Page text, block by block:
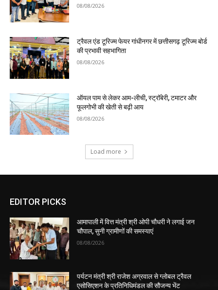
08/08/2026
ट्रैवल एंड टूरिज्म फेयर गांधीनगर में छत्तीसगढ़ टूरिज्म बोर्ड
की प्रभावी सहभागिता
08/08/2026
ऑयल पाम से लेकर आम-लीची, स्ट्रॉबेरी, टमाटर और
फूलगोभी की खेती से बढ़ी आय
08/08/2026
Load more
EDITOR PICKS
आमापाली में वित्त मंत्री श्री ओपी चौधरी ने लगाई जन
चौपाल, सुनी ग्रामीणों की समस्याएं
08/08/2026
पर्यटन मंत्री श्री राजेश अग्रवाल से ग्लोबल ट्रैवल
एसोसिएशन के प्रतिनिधिमंडल की सौजन्य भेंट